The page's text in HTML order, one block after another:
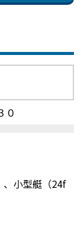
０
、小型艇（24f